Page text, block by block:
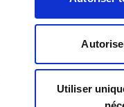
Utiliser